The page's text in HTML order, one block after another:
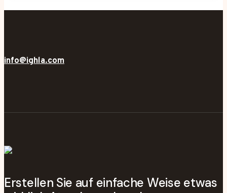
info@ighla.com
Erstellen Sie auf einfache Weise etwas